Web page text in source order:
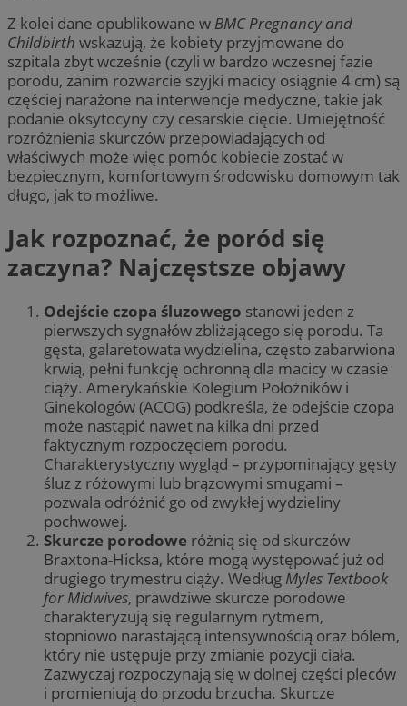
Z kolei dane opublikowane w BMC Pregnancy and
Childbirth wskazują, że kobiety przyjmowane do
szpitala zbyt wcześnie (czyli w bardzo wczesnej fazie
porodu, zanim rozwarcie szyjki macicy osiągnie 4 cm) są
częściej narażone na interwencje medyczne, takie jak
podanie oksytocyny czy cesarskie cięcie. Umiejętność
rozróżnienia skurczów przepowiadających od
właściwych może więc pomóc kobiecie zostać w
bezpiecznym, komfortowym środowisku domowym tak
długo, jak to możliwe.
Jak rozpoznać, że poród się
zaczyna? Najczęstsze objawy
Odejście czopa śluzowego stanowi jeden z
pierwszych sygnałów zbliżającego się porodu. Ta
gęsta, galaretowata wydzielina, często zabarwiona
krwią, pełni funkcję ochronną dla macicy w czasie
ciąży. Amerykańskie Kolegium Położników i
Ginekologów (ACOG) podkreśla, że odejście czopa
może nastąpić nawet na kilka dni przed
faktycznym rozpoczęciem porodu.
Charakterystyczny wygląd – przypominający gęsty
śluz z różowymi lub brązowymi smugami –
pozwala odróżnić go od zwykłej wydzieliny
pochwowej.
Skurcze porodowe różnią się od skurczów
Braxtona-Hicksa, które mogą występować już od
drugiego trymestru ciąży. Według Myles Textbook
for Midwives, prawdziwe skurcze porodowe
charakteryzują się regularnym rytmem,
stopniowo narastającą intensywnością oraz bólem,
który nie ustępuje przy zmianie pozycji ciała.
Zazwyczaj rozpoczynają się w dolnej części pleców
i promieniują do przodu brzucha. Skurcze